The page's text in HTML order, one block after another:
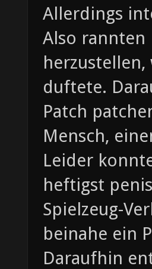
Allerdings
Also rannten
duftete.
Patch
Mensch,
Leider
heftigst
Spielzeug-
beinahe ein
Daraufhin